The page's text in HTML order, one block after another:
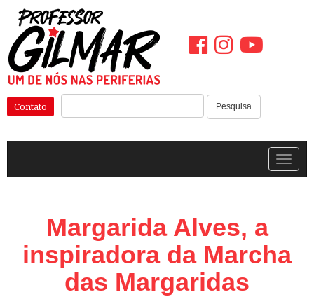
Pular
para
o
conteúdo
Pesquisa
Contato
Margarida Alves, a
inspiradora da Marcha
das Margaridas